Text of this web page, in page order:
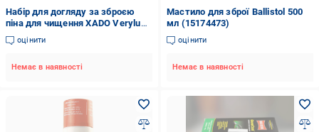
Набір для догляду за зброєю
піна для чищення XADO Verylube
500 мл/олія універсальна
Ballistol 120 мл (21542707)
оцінити
Немає в наявності
Мастило для зброї Ballistol 500
мл (15174473)
оцінити
Немає в наявності